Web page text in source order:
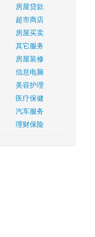
房屋贷款
超市商店
房屋买卖
其它服务
房屋装修
信息电脑
美容护理
医疗保健
汽车服务
理财保险